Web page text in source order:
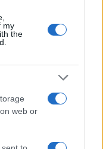
my
the
web or
σε